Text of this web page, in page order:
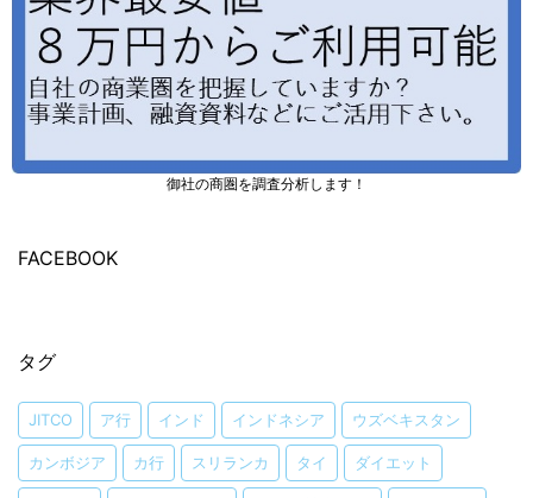
御社の商圏を調査分析します！
FACEBOOK
タグ
JITCO ア行 インド インドネシア ウズベキスタン
カンボジア カ行 スリランカ タイ ダイエット